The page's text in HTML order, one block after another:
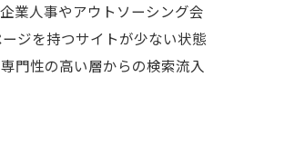
業人事やアウトソーシング会
ジを持つサイトが少ない状態
門性の高い層からの検索流入